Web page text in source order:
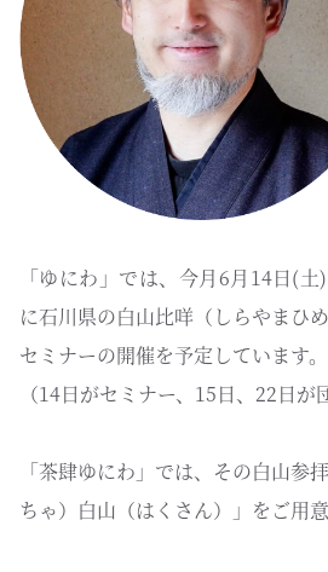
「ゆにわ」では、今月6月14日(
に石川県の白山比咩（しらやまひ
セミナーの開催を予定しています。
（14日がセミナー、15日、22日が
「茶肆ゆにわ」では、その白山参
ちゃ）白山（はくさん）」をご用